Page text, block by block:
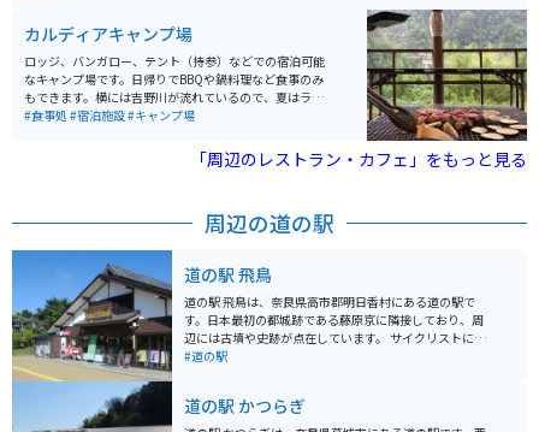
て行くこともできますし、小さいですがドッグランもあ
るので、おすすめで。
カルディアキャンプ場
ロッジ、バンガロー、テント（持参）などでの宿泊可能
なキャンプ場です。日帰りでBBQや鍋料理など食事のみ
もできます。横には吉野川が流れているので、夏はライ
フジャケットをレンタルし泳ぐこともできます。最近、
スケートボードをする子供から大人まで楽しめます。
#食事処 #宿泊施設#キャンプ場
「周辺のレストラン・カフェ」をもっと見る
周辺の道の駅
道の駅 飛鳥
道の駅 飛鳥は、奈良県高市郡明日香村にある道の駅で
す。日本最初の都城跡である藤原京に隣接しており、周
辺には古墳や史跡が点在しています。 サイクリストにも
人気があり、休憩所や自転車ラックも完備されていま
を使った郷土料理や、古代米を使ったメニューなどが楽
しめます。おすすめは、古代米を使った「飛鳥鍋」で
#道の駅
道の駅 かつらぎ